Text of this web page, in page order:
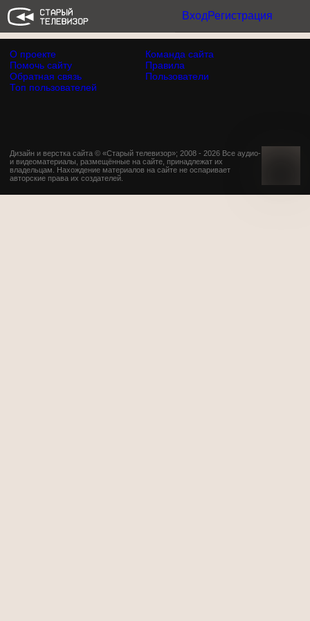
Вход Регистрация
О проекте
Команда сайта
Помочь сайту
Правила
Обратная связь
Пользователи
Топ пользователей
Дизайн и верстка сайта © «Старый телевизор»; 2008 - 2026 Все аудио-
и видеоматериалы, размещённые на сайте, принадлежат их
владельцам. Нахождение материалов на сайте не оспаривает
авторские права их создателей.